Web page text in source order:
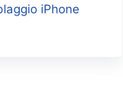
iPhone